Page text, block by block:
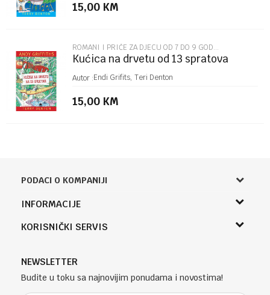
15,00 KM
ROMANI I PRIČE ZA DJECU OD 7 DO 9 GODINA
Kućica na drvetu od 13 spratova
Autor :Endi Grifits, Teri Denton
15,00 KM
PODACI O KOMPANIJI
Knjižara Kultura
Knjaza Miloša 3A
Telefon (uprava firme Sladaboni d.o.o)
051 303 460
INFORMACIJE
O nama
Kontakt
Klub povjerenja "Knjižara Kultura"
KORISNIČKI SERVIS
Politika privatnosti
Kako kupiti
Načini plaćanja
NEWSLETTER
Budite u toku sa najnovijim ponudama i novostima!